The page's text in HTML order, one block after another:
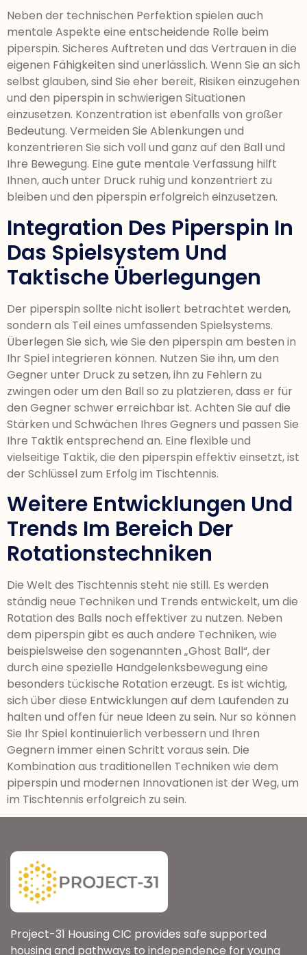
Neben der technischen Perfektion spielen auch
mentale Aspekte eine entscheidende Rolle beim
piperspin. Sicheres Auftreten und das Vertrauen in die
eigenen Fähigkeiten sind unerlässlich. Wenn Sie an sich
selbst glauben, sind Sie eher bereit, Risiken einzugehen
und den piperspin in schwierigen Situationen
einzusetzen. Konzentration ist ebenfalls von großer
Bedeutung. Vermeiden Sie Ablenkungen und
konzentrieren Sie sich voll und ganz auf den Ball und
Ihre Bewegung. Eine gute mentale Verfassung hilft
Ihnen, auch unter Druck ruhig und konzentriert zu
bleiben und den piperspin erfolgreich einzusetzen.
Integration Des Piperspin In
Das Spielsystem Und
Taktische Überlegungen
Der piperspin sollte nicht isoliert betrachtet werden,
sondern als Teil eines umfassenden Spielsystems.
Überlegen Sie sich, wie Sie den piperspin am besten in
Ihr Spiel integrieren können. Nutzen Sie ihn, um den
Gegner unter Druck zu setzen, ihn zu Fehlern zu
zwingen oder um den Ball so zu platzieren, dass er für
den Gegner schwer erreichbar ist. Achten Sie auf die
Stärken und Schwächen Ihres Gegners und passen Sie
Ihre Taktik entsprechend an. Eine flexible und
vielseitige Taktik, die den piperspin effektiv einsetzt, ist
der Schlüssel zum Erfolg im Tischtennis.
Weitere Entwicklungen Und
Trends Im Bereich Der
Rotationstechniken
Die Welt des Tischtennis steht nie still. Es werden
ständig neue Techniken und Trends entwickelt, um die
Rotation des Balls noch effektiver zu nutzen. Neben
dem piperspin gibt es auch andere Techniken, wie
beispielsweise den sogenannten „Ghost Ball“, der
durch eine spezielle Handgelenksbewegung eine
besonders tückische Rotation erzeugt. Es ist wichtig,
sich über diese Entwicklungen auf dem Laufenden zu
halten und offen für neue Ideen zu sein. Nur so können
Sie Ihr Spiel kontinuierlich verbessern und Ihren
Gegnern immer einen Schritt voraus sein. Die
Kombination aus traditionellen Techniken wie dem
piperspin und modernen Innovationen ist der Weg, um
im Tischtennis erfolgreich zu sein.
Project-31 Housing CIC provides safe supported
housing and pathways to independence for young